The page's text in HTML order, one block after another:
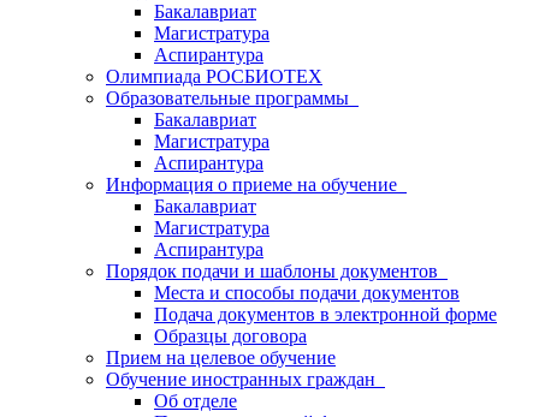
Бакалавриат
Магистратура
Аспирантура
Олимпиада РОСБИОТЕХ
Образовательные программы
Бакалавриат
Магистратура
Аспирантура
Информация о приеме на обучение
Бакалавриат
Магистратура
Аспирантура
Порядок подачи и шаблоны документов
Места и способы подачи документов
Подача документов в электронной форме
Образцы договора
Прием на целевое обучение
Обучение иностранных граждан
Об отделе